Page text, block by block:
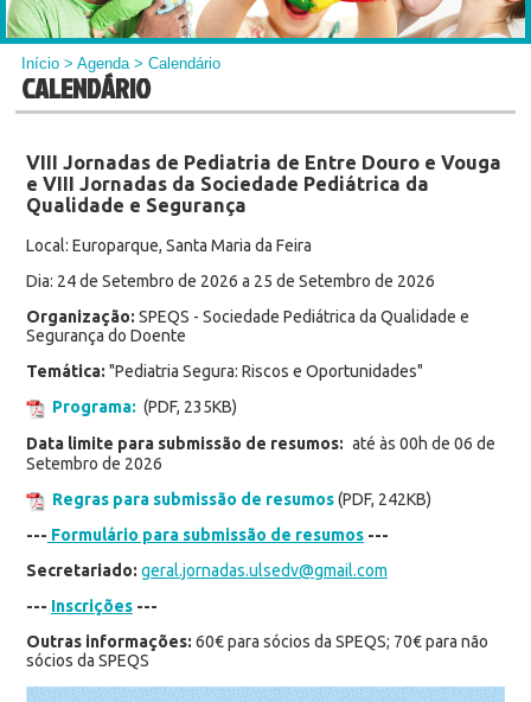
Início >Agenda> Calendário
CALENDÁRIO
VIII Jornadas de Pediatria de Entre Douro e Vouga
e VIII Jornadas da Sociedade Pediátrica da
Qualidade e Segurança
Local: Europarque, Santa Maria da Feira
Dia: 24 de Setembro de 2026 a 25 de Setembro de 2026
Organização: SPEQS - Sociedade Pediátrica da Qualidade e
Segurança do Doente
Temática: "Pediatria Segura: Riscos e Oportunidades"
Programa: (PDF, 235KB)
Data limite para submissão de resumos: até às 00h de 06 de
Setembro de 2026
Regras para submissão de resumos(PDF, 242KB)
--- Formulário para submissão de resumos---
Secretariado: geral.jornadas.ulsedv@gmail.com
--- Inscrições---
Outras informações: 60€ para sócios da SPEQS; 70€ para não
sócios da SPEQS